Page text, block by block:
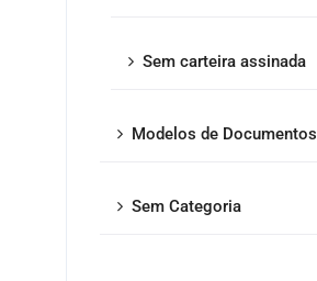
Sem carteira assinada
Modelos de Documentos
Sem Categoria